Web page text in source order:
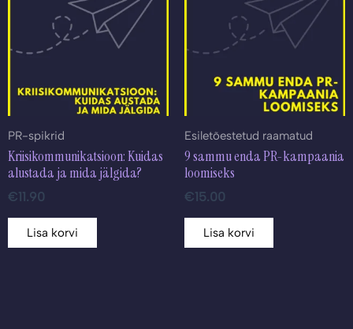
PR-spikrid
Kriisikommunikatsioon: Kuidas
alustada ja mida jälgida?
€11.90
Lisa korvi
Esiletõestetud raamatud
9 sammu enda PR-kampaania
loomiseks
€15.00
Lisa korvi